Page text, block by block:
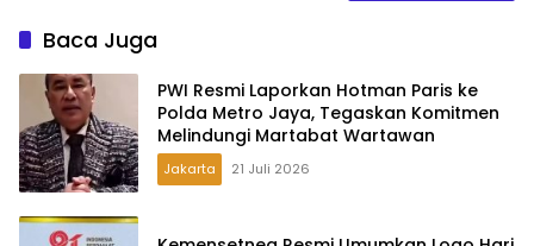
Baca Juga
PWI Resmi Laporkan Hotman Paris ke
Polda Metro Jaya, Tegaskan Komitmen
Melindungi Martabat Wartawan
Jakarta 21 Juli 2026